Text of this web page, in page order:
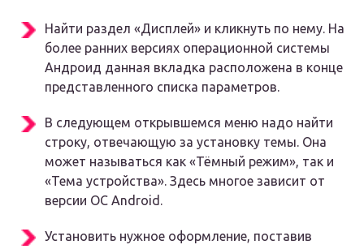
Найти раздел «Дисплей» и кликнуть по нему. На
более ранних версиях операционной системы
Андроид данная вкладка расположена в конце
представленного списка параметров.
В следующем открывшемся меню надо найти
строку, отвечающую за установку темы. Она
может называться как «Тёмный режим», так и
«Тема устройства». Здесь многое зависит от
версии ОС Android.
Установить нужное оформление, поставив